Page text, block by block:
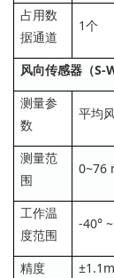
占用数
据通道
1个
风向传感器（S-
测量参
数
平均
测量范
围
0~76
工作温
度范围
-40°
精度